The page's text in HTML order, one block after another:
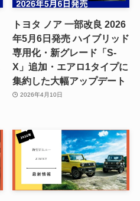
トヨタ ノア 一部改良 2026
年5月6日発売 ハイブリッド
専用化・新グレード「S-
X」追加・エアロ1タイプに
集約した大幅アップデート
2026年4月10日